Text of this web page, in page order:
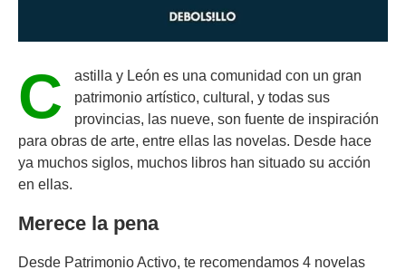
C
astilla y León es una comunidad con un gran
patrimonio artístico, cultural, y todas sus
provincias, las nueve, son fuente de inspiración
para obras de arte, entre ellas las novelas. Desde hace
ya muchos siglos, muchos libros han situado su acción
en ellas.
Merece la pena
Desde Patrimonio Activo, te recomendamos 4 novelas